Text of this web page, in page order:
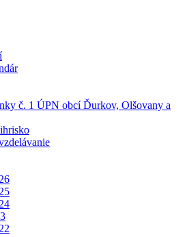
č. 1 ÚPN obcí Ďurkov, Olšovany a